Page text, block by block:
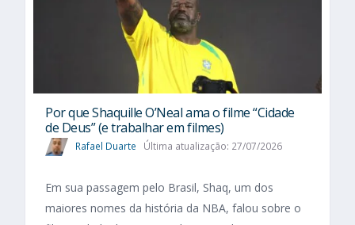
Por que Shaquille O’Neal ama o filme “Cidade
de Deus” (e trabalhar em filmes)
Rafael Duarte Última atualização: 27/07/2026
Em sua passagem pelo Brasil, Shaq, um dos
maiores nomes da história da NBA, falou sobre o